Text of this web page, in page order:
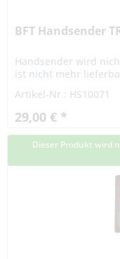
BFT Handsender
Handsender wird
ist nicht mehr
Artikel-Nr.: HS10071
29,00 € *
Dieser Produkt wird